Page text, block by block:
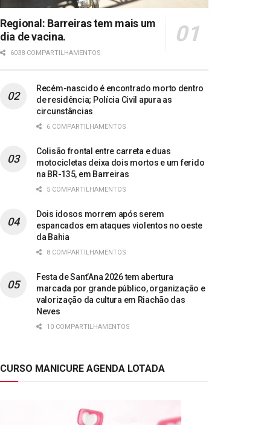
Regional: Barreiras tem mais um
dia de vacina.
6038 COMPARTILHAMENTOS
Recém-nascido é encontrado morto dentro
de residência; Polícia Civil apura as
circunstâncias
6 COMPARTILHAMENTOS
Colisão frontal entre carreta e duas
motocicletas deixa dois mortos e um ferido
na BR-135, em Barreiras
5 COMPARTILHAMENTOS
Dois idosos morrem após serem
espancados em ataques violentos no oeste
da Bahia
8 COMPARTILHAMENTOS
Festa de Sant’Ana 2026 tem abertura
marcada por grande público, organização e
valorização da cultura em Riachão das
Neves
10 COMPARTILHAMENTOS
CURSO MANICURE AGENDA LOTADA